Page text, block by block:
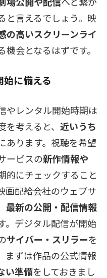
と言えるでしょう。映
の高いスクリーンライ
会となるはずです。
に備える
やレンタル開始時期は
考えると、 近いうち
あります。視聴を希望
ービスの新作情報や
的にチェックすること
画配給会社のウェブサ
最新の公開・配信情報
。デジタル配信が開始
サイバー・スリラーを
まずは作品の公式情報
い準備をしておきまし